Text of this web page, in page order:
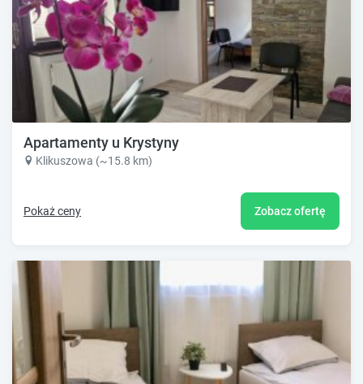
Apartamenty u Krystyny
Klikuszowa (~15.8 km)
Pokaż ceny Zobacz ofertę